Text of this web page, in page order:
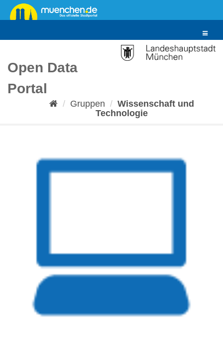
Überspringen
zum
Toggle
Open Data
Portal
Gruppen
Wissenschaft und
Technologie